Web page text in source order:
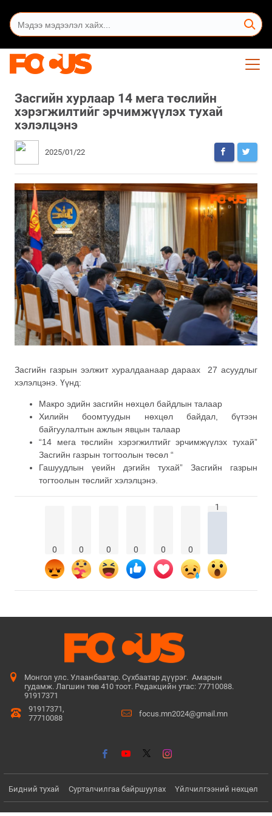
Засгийн хурлаар 14 мега төслийн
хэрэгжилтийг эрчимжүүлэх тухай
хэлэлцэнэ
2025/01/22
Засгийн газрын ээлжит хуралдаанаар дараах 27 асуудлыг
хэлэлцэнэ. Үүнд:
Макро эдийн засгийн нөхцөл байдлын талаар
Хилийн боомтуудын нөхцөл байдал, бүтээн
байгуулалтын ажлын явцын талаар
“14 мега төслийн хэрэгжилтийг эрчимжүүлэх тухай”
Засгийн газрын тогтоолын төсөл “
Гашуудлын үеийн дэгийн тухай” Засгийн газрын
тогтоолын төслийг хэлэлцэнэ.
0 0 0 0 0 0
1
Монгол улс. Улаанбаатар. Сүхбаатар дүүрэг. Амарын
гудамж. Лагшин төв 410 тоот. Редакцийн утас: 77710088.
91917371
91917371,
77710088
focus.mn2024@gmail.mn
Бидний тухай Сурталчилгаа байршуулах Үйлчилгээний нөхцөл